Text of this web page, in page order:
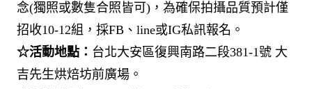
念(獨照或數隻合照皆可)，為確保拍攝品質預計僅
招收10-12組，採FB、line或IG私訊報名。​
☆活動地點： 台北大安區復興南路二段381-1號 大
吉先生烘焙坊前廣場。